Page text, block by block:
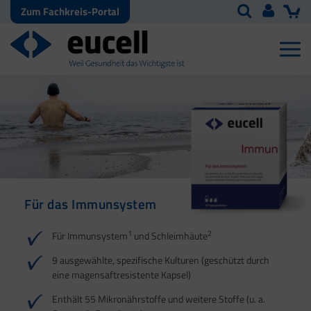
Zum Fachkreis-Portal
Für das Immunsystem
Für Immunsystem1 und Schleimhäute2
9 ausgewählte, spezifische Kulturen (geschützt durch
eine magensaftresistente Kapsel)
Enthält 55 Mikronährstoffe und weitere Stoffe (u. a.
Für Haut, Haare und
4
Für Ihre natürliche